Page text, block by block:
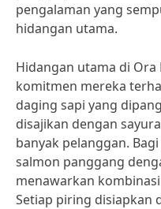
pengalaman yang
hidangan utama.
Hidangan utama di
komitmen mereka
daging sapi yang
disajikan dengan
banyak pelanggan.
salmon panggang
menawarkan
Setiap piring disiapkan